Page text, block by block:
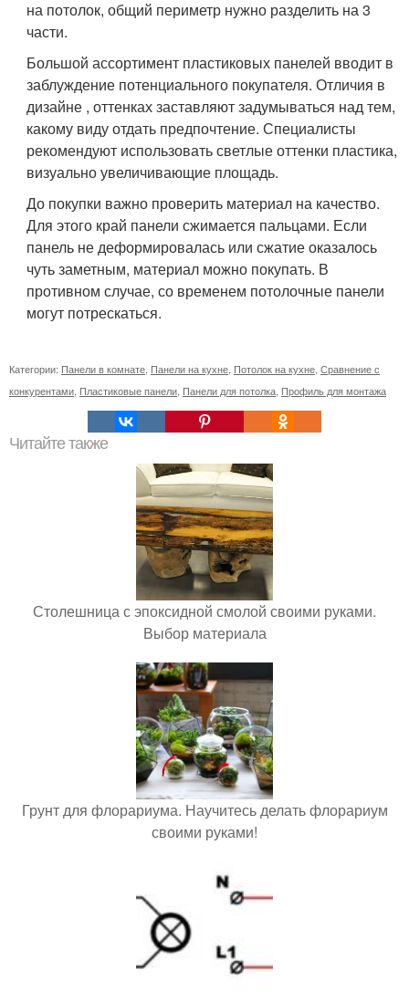
на потолок, общий периметр нужно разделить на 3
части.
Большой ассортимент пластиковых панелей вводит в
заблуждение потенциального покупателя. Отличия в
дизайне , оттенках заставляют задумываться над тем,
какому виду отдать предпочтение. Специалисты
рекомендуют использовать светлые оттенки пластика,
визуально увеличивающие площадь.
До покупки важно проверить материал на качество.
Для этого край панели сжимается пальцами. Если
панель не деформировалась или сжатие оказалось
чуть заметным, материал можно покупать. В
противном случае, со временем потолочные панели
могут потрескаться.
Категории: Панели в комнате Панели на кухне Потолок на кухне Сравнение с
конкурентами Пластиковые панели Панели для потолка Профиль для монтажа
Читайте также
Столешница с эпоксидной смолой своими руками.
Выбор материала
Грунт для флорариума. Научитесь делать флорариум
своими руками!